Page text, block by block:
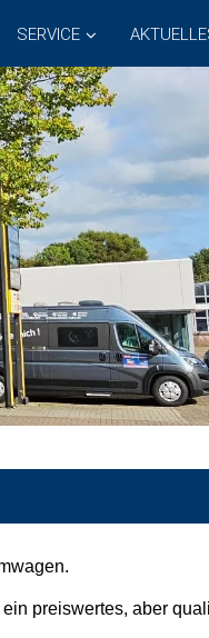
SERVICE
preiswertes, aber